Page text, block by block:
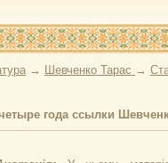
→ Шевченко Тарас →
года ссылки